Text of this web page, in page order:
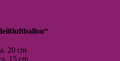
20 cm
15 cm